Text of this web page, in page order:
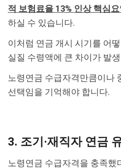
적 보험료율 13% 인상 핵심
하실 수 있습니다.
이처럼 연금 개시 시기를 어
실질 수령액에 큰 차이가 발
노령연금 수급자격만큼이나
선택임을 기억해야 합니다.
3. 조기·재직자 연금
노령연금 수급자격을 충족했